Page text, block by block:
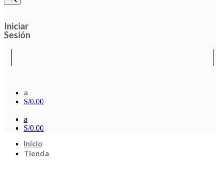
Iniciar
Sesión
a
S/0.00
a
S/0.00
Inicio
Tienda